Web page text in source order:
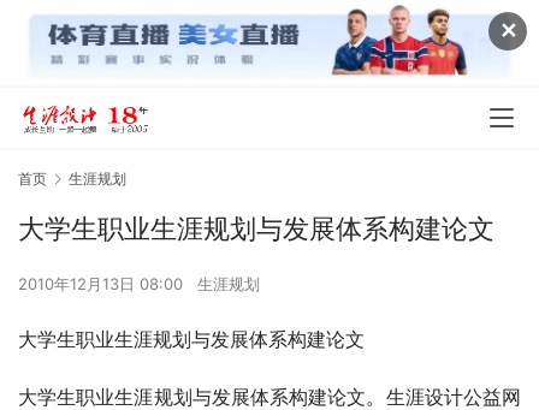
✕
首页 生涯规划
大学生职业生涯规划与发展体系构建论文
2010年12月13日 08:00 生涯规划
大学生职业生涯规划与发展体系构建论文
大学生职业生涯规划与发展体系构建论文。生涯设计公益网